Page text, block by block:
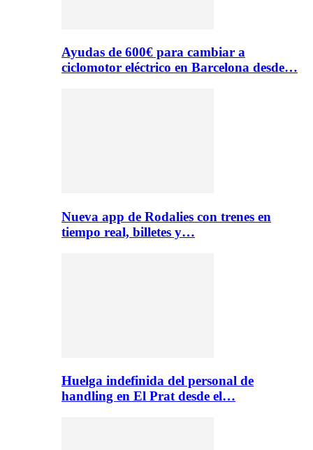
Ayudas de 600€ para cambiar a
ciclomotor eléctrico en Barcelona desde…
Nueva app de Rodalies con trenes en
tiempo real, billetes y…
Huelga indefinida del personal de
handling en El Prat desde el…